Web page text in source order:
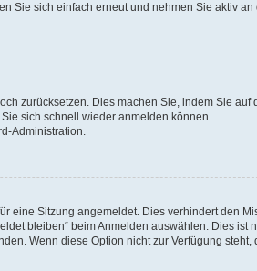
Sie sich einfach erneut und nehmen Sie aktiv an
zurücksetzen. Dies machen Sie, indem Sie auf
sich schnell wieder anmelden können.
Administration.
eine Sitzung angemeldet. Dies verhindert den
bleiben“ beim Anmelden auswählen. Dies ist
Wenn diese Option nicht zur Verfügung steht,